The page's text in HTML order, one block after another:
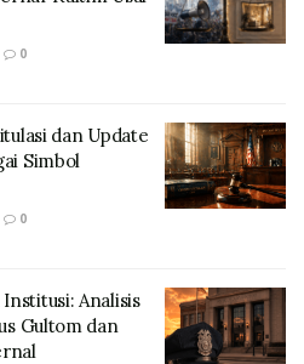
0
dan Update
Simbol
0
Analisis
Gultom dan